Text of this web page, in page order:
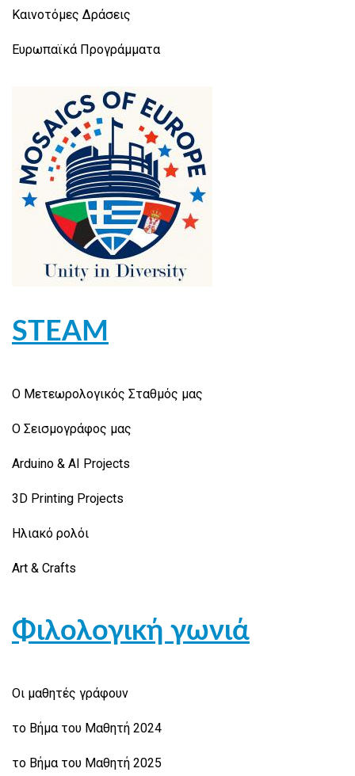
Καινοτόμες Δράσεις
Ευρωπαϊκά Προγράμματα
STEAM
Ο Μετεωρολογικός Σταθμός μας
Ο Σεισμογράφος μας
Arduino & AI Projects
3D Printing Projects
Ηλιακό ρολόι
Art & Crafts
Φιλολογική γωνιά
Οι μαθητές γράφουν
το Βήμα του Μαθητή 2024
το Βήμα του Μαθητή 2025